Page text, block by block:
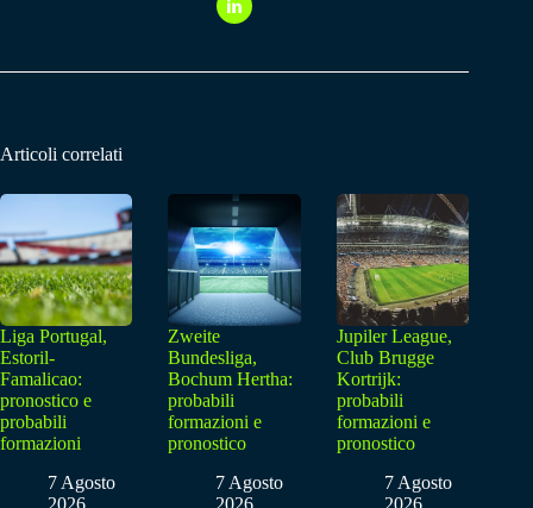
Articoli correlati
Liga Portugal,
Estoril-
Famalicao:
pronostico e
probabili
formazioni
7 Agosto
Zweite
Bundesliga,
Bochum Hertha:
probabili
formazioni e
pronostico
7 Agosto
Jupiler League,
Club Brugge
Kortrijk:
probabili
formazioni e
pronostico
7 Agosto